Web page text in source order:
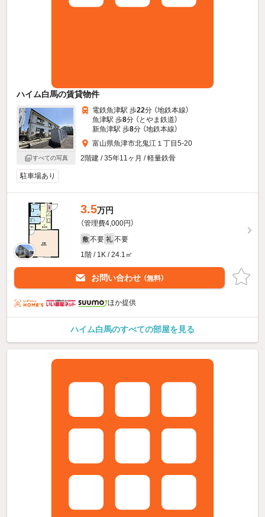
ハイム白馬の賃貸物件
すべての写真
電鉄魚津駅 歩22分 （地鉄本線）
魚津駅 歩8分 （とやま鉄道）
新魚津駅 歩8分 （地鉄本線）
富山県魚津市北鬼江１丁目5-20
2階建 / 35年11ヶ月 / 軽量鉄骨
駐車場あり
3.5万円
（管理費4,000円）
敷 不要 礼 不要
1階 / 1K / 24.1㎡
お問い合わせ （無料）
ほか提供
ハイム白馬のすべての部屋を見る